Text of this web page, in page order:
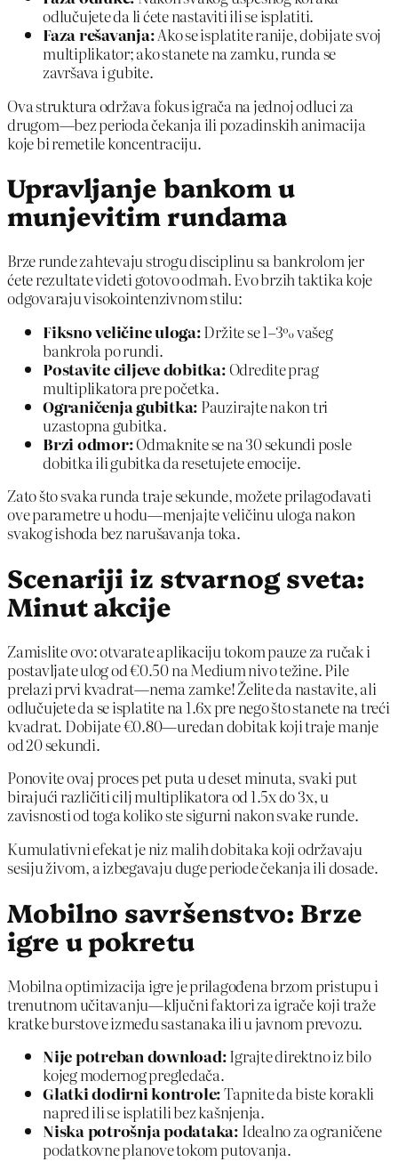
odlučujete da li ćete nastaviti ili se isplatiti.
Faza rešavanja:Ako se isplatite ranije, dobijate svoj
multiplikator; ako stanete na zamku, runda se
završava i gubite.
Ova struktura održava fokus igrača na jednoj odluci za
drugom—bez perioda čekanja ili pozadinskih animacija
koje bi remetile koncentraciju.
Upravljanje bankom u
munjevitim rundama
Brze runde zahtevaju strogu disciplinu sa bankrolom jer
ćete rezultate videti gotovo odmah. Evo brzih taktika koje
odgovaraju visokointenzivnom stilu:
Fiksno veličine uloga:Držite se 1–3% vašeg
bankrola po rundi.
Postavite ciljeve dobitka: Odredite prag
multiplikatora pre početka.
Ograničenja gubitka: Pauzirajte nakon tri
uzastopna gubitka.
Brzi odmor:Odmaknite se na 30 sekundi posle
dobitka ili gubitka da resetujete emocije.
Zato što svaka runda traje sekunde, možete prilagođavati
ove parametre u hodu—menjajte veličinu uloga nakon
svakog ishoda bez narušavanja toka.
Scenariji iz stvarnog sveta:
Minut akcije
Zamislite ovo: otvarate aplikaciju tokom pauze za ručak i
postavljate ulog od €0.50 na Medium nivo težine. Pile
prelazi prvi kvadrat—nema zamke! Želite da nastavite, ali
odlučujete da se isplatite na 1.6x pre nego što stanete na treći
kvadrat. Dobijate €0.80—uredan dobitak koji traje manje
od 20 sekundi.
Ponovite ovaj proces pet puta u deset minuta, svaki put
birajući različiti cilj multiplikatora od 1.5x do 3x, u
zavisnosti od toga koliko ste sigurni nakon svake runde.
Kumulativni efekat je niz malih dobitaka koji održavaju
sesiju živom, a izbegavaju duge periode čekanja ili dosade.
Mobilno savršenstvo: Brze
igre u pokretu
Mobilna optimizacija igre je prilagođena brzom pristupu i
trenutnom učitavanju—ključni faktori za igrače koji traže
kratke burstove između sastanaka ili u javnom prevozu.
Nije potreban download:Igrajte direktno iz bilo
kojeg modernog pregledača.
Glatki dodirni kontrole:Tapnite da biste korakli
napred ili se isplatili bez kašnjenja.
Niska potrošnja podataka: Idealno za ograničene
podatkovne planove tokom putovanja.